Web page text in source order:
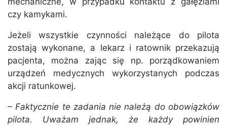
czy kamykami.
Jeżeli wszystkie czynności należące do pilota
zostają wykonane, a lekarz i ratownik przekazują
pacjenta, można zając się np. porządkowaniem
urządzeń medycznych wykorzystanych podczas
akcji ratunkowej.
– Faktycznie te zadania nie należą do obowiązków
pilota. Uważam jednak, że każdy powinien